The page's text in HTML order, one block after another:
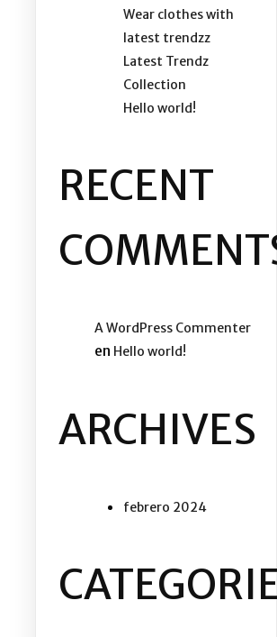
Wear clothes with
latest trendzz
Latest Trendz
Collection
Hello world!
RECENT
A WordPress Commenter
en Hello world!
ARCHIVES
febrero 2024